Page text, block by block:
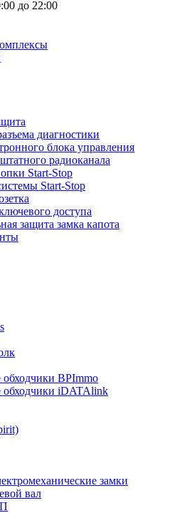
до 22:00
диагностики
блока управления
радиоканала
Start-Stop
Start-Stop
доступа
защита замка капота
BPImmo
обходчики iDATAlink
замки
вал